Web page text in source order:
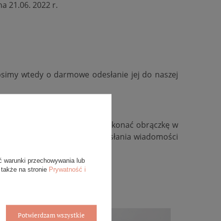
21.06. 2022 r.
wtedy o darmowe odesłanie jej do naszej
zmienić kolor złota, wykonać obrączkę w
zachęcamy do przesłania wiadomości
warunki przechowywania lub
na stronie Prywatność i
Potwierdzam wszystkie